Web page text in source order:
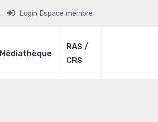
Login Espace membre
Médiathèque
RAS /
CRS